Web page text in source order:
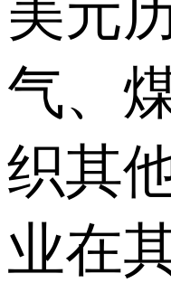
美元
气、
织其
业在